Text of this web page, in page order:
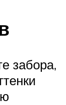
забора,